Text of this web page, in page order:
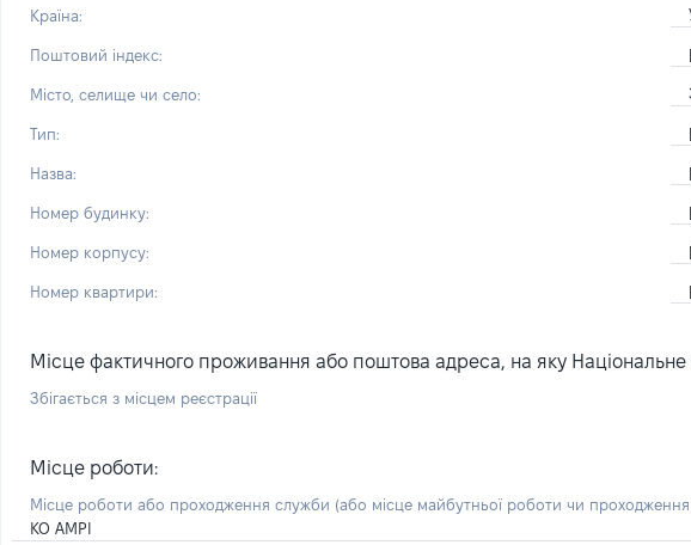
Країна:
Поштовий індекс:
Місто, селище чи село:
Тип:
Назва:
Номер будинку:
Номер корпусу:
Номер квартири:
Місце фактичного проживання або поштова адреса, на яку
Збігається з місцем реєстрації
Місце роботи:
Місце роботи або проходження служби (або місце майбутньої роботи чи
КО АМРІ